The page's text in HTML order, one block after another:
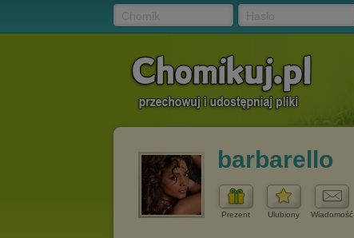
barbarello
Prezent Ulubiony Wiadomość